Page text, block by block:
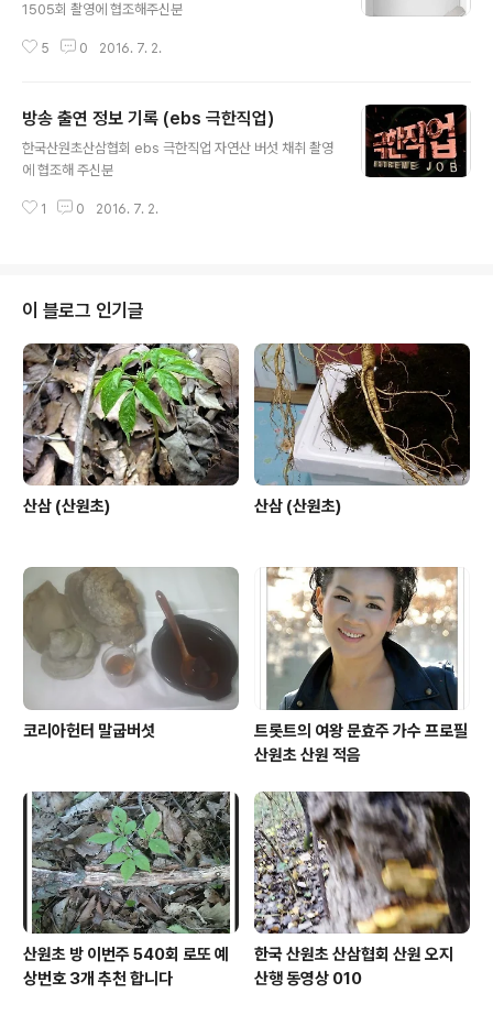
1505회 촬영에 협조해주신분
5 0 2016. 7. 2.
방송 출연 정보 기록 (ebs 극한직업)
한국산원초산삼협회 ebs 극한직업 자연산 버섯 채취 촬영
에 협조해 주신분
1 0 2016. 7. 2.
이 블로그 인기글
산삼 (산원초) 산삼 (산원초)
코리아헌터 말굽버섯
트롯트의 여왕 문효주 가수 프로필
산원초 산원 적음
산원초 방 이번주 540회 로또 예
상번호 3개 추천 합니다
한국 산원초 산삼협회 산원 오지
산행 동영상 010